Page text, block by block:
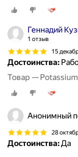
Геннадий
1 отзыв
15
Достоинства:
Товар —
Анонимный
28
Достоинства:Да